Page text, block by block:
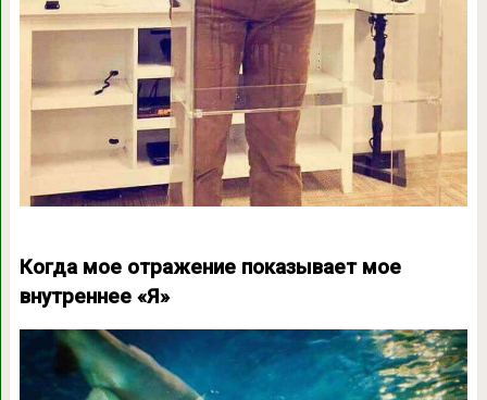
Когда мое отражение показывает мое
внутреннее «Я»